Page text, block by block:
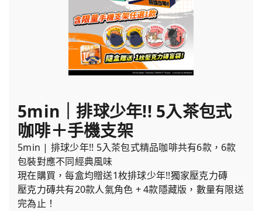
5min｜排球少年!! 5入茶包式
咖啡＋手機支架
5min | 排球少年!! 5入茶包式精品咖啡共有6款，6款
包裝對應不同經典風味
現在購買，每盒均贈送1枚排球少年!!獨家壓克力磚
壓克力磚共有20款人氣角色 + 4款隱藏版，數量有限送
完為止！